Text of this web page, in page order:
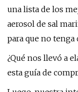
una lista de los
aerosol de sal
para que no tenga
¿Qué nos llevó a
esta guía de